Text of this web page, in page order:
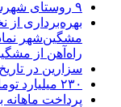
۹ روستای شهرستان نمین دچار تنش آبی هستند
بهره‌برداری از
مشگین‌شهر
راه‌آهن از
سزارین در
۲۳۰ میلیارد تومان برای تالار شهر اردبیل تأمین شد